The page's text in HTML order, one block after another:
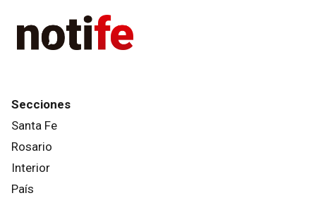
Secciones
Santa Fe
Rosario
Interior
País